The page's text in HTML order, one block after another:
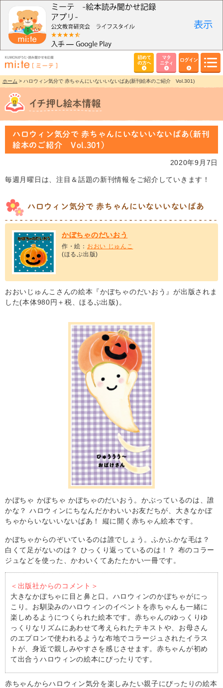
初めて
の方へ
マタ
ニティ
ログイン
ホーム > ハロウィン気分で 赤ちゃんにいないいないばあ(新刊絵本のご紹介 Vol.301)
ハロウィン気分で 赤ちゃんにいないいないばあ(新刊
絵本のご紹介 Vol.301)
2020年9月7日
毎週月曜日は、注目＆話題の新刊情報をご紹介していきます！
ハロウィン気分で 赤ちゃんにいないいないばあ
かぼちゃのだいおう
作・絵： おおい じゅんこ
(ほるぷ出版)
おおいじゅんこさんの絵本『かぼちゃのだいおう』が出版されま
した(本体980円＋税、ほるぷ出版)。
かぼちゃ かぼちゃ かぼちゃのだいおう。かぶっているのは、誰
かな？ ハロウィンにちなんだかわいいお友だちが、大きなかぼ
ちゃからいないいないばあ！ 縦に開く赤ちゃん絵本です。
かぼちゃからのぞいているのは誰でしょう。ふかふかな毛は？
白くて足がないのは？ ひっくり返っているのは！？ 布のコラー
ジュなどを使った、かわいくてあたたかい一冊です。
＜出版社からのコメント＞
大きなかぼちゃに目と鼻と口。ハロウィンのかぼちゃがにっ
こり。お馴染みのハロウィンのイベントを赤ちゃんも一緒に
楽しめるようにつくられた絵本です。赤ちゃんのゆっくりゆ
っくりなリズムにあわせて考えられたテキストや、お母さん
のエプロンで使われるような布地でコラージュされたイラス
トが、身近で親しみやすさを感じさせます。赤ちゃんが初め
て出合うハロウィンの絵本にぴったりです。
赤ちゃんからハロウィン気分を楽しみたい親子にぴったりの絵本